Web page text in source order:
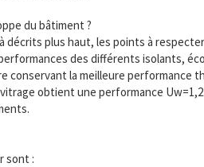
du bâtiment ?
plus haut, les points à
des différents isolants,
conservant la meilleure performance
obtient une performance
sont :